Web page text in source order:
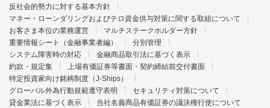
反社会的勢力に対する基本方針
マネー・ローンダリングおよびテロ資金供与対策に関する取組について
お客さま本位の業務運営
マルチステークホルダー方針
重要情報シート（金融事業者編）
分別管理
システム障害時の対応
金融商品取引法に基づく表示
約款・規定集
上場有価証券等書面・契約締結前交付書面
特定投資家向け銘柄制度（J-Ships）
グローバル外為行動規範遵守表明
セキュリティ対策について
貸金業法に基づく表示
当社名義商品有価証券の議決権行使について